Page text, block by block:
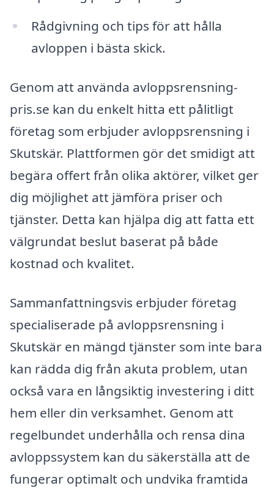
Rådgivning och tips för att hålla
avloppen i bästa skick.
Genom att använda avloppsrensning-
pris.se kan du enkelt hitta ett pålitligt
företag som erbjuder avloppsrensning i
Skutskär. Plattformen gör det smidigt att
begära offert från olika aktörer, vilket ger
dig möjlighet att jämföra priser och
tjänster. Detta kan hjälpa dig att fatta ett
välgrundat beslut baserat på både
kostnad och kvalitet.
Sammanfattningsvis erbjuder företag
specialiserade på avloppsrensning i
Skutskär en mängd tjänster som inte bara
kan rädda dig från akuta problem, utan
också vara en långsiktig investering i ditt
hem eller din verksamhet. Genom att
regelbundet underhålla och rensa dina
avloppssystem kan du säkerställa att de
fungerar optimalt och undvika framtida